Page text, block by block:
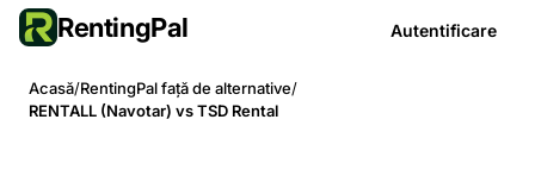
RentingPal Autentificare
Acasă/RentingPal față de alternative/
RENTALL (Navotar) vs TSD Rental